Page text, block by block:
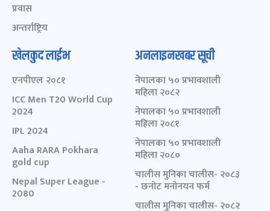
प्रवास
अन्तर्राष्ट्रिय
खेलकुद लाईभ
एनपीएल २०८१
ICC Men T20 World Cup
2024
IPL 2024
Aaha RARA Pokhara
gold cup
Nepal Super League -
2080
अनलाइनखबर सूची
नेपालका ५० प्रभावशाली
महिला २०८२
नेपालका ५० प्रभावशाली
महिला २०८१
नेपालका ५० प्रभावशाली
महिला २०८०
चालीस मुनिका चालीस- २०८३
- छनोट मनोनयन फर्म
चालीस मुनिका चालीस- २०८२